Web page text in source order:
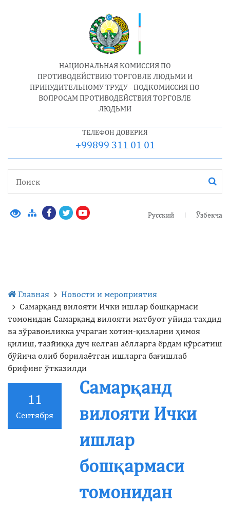
НАЦИОНАЛЬНАЯ КОМИССИЯ ПО
ПРОТИВОДЕЙСТВИЮ ТОРГОВЛЕ ЛЮДЬМИ И
ПРИНУДИТЕЛЬНОМУ ТРУДУ - ПОДКОМИССИЯ ПО
ВОПРОСАМ ПРОТИВОДЕЙСТВИЯ ТОРГОВЛЕ
ЛЮДЬМИ
ТЕЛЕФОН ДОВЕРИЯ
+99899 311 01 01
Русский Ўзбекча
Главная
Новости и мероприятия
Самарқанд вилояти Ички ишлар бошқармаси
томонидан Самарқанд вилояти матбуот уйида таҳдид
ва зўравонликка учраган хотин-қизларни ҳимоя
қилиш, тазйиққа дуч келган аёлларга ёрдам кўрсатиш
бўйича олиб борилаётган ишларга бағишлаб
брифинг ўтказилди
11
Сентября
Самарқанд
вилояти Ички
ишлар
бошқармаси
томонидан